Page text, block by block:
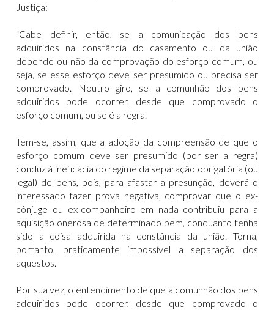
Justiça:
“Cabe definir, então, se a comunicação dos bens
adquiridos na constância do casamento ou da união
depende ou não da comprovação do esforço comum, ou
seja, se esse esforço deve ser presumido ou precisa ser
comprovado. Noutro giro, se a comunhão dos bens
adquiridos pode ocorrer, desde que comprovado o
esforço comum, ou se é a regra.
Tem-se, assim, que a adoção da compreensão de que o
esforço comum deve ser presumido (por ser a regra)
conduz à ineficácia do regime da separação obrigatória (ou
legal) de bens, pois, para afastar a presunção, deverá o
interessado fazer prova negativa, comprovar que o ex-
cônjuge ou ex-companheiro em nada contribuiu para a
aquisição onerosa de determinado bem, conquanto tenha
sido a coisa adquirida na constância da união. Torna,
portanto, praticamente impossível a separação dos
aquestos.
Por sua vez, o entendimento de que a comunhão dos bens
adquiridos pode ocorrer, desde que comprovado o